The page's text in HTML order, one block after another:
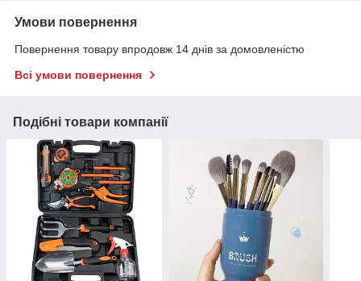
Умови повернення
Повернення товару впродовж 14 днів за домовленістю
Всі умови повернення
Подібні товари компанії